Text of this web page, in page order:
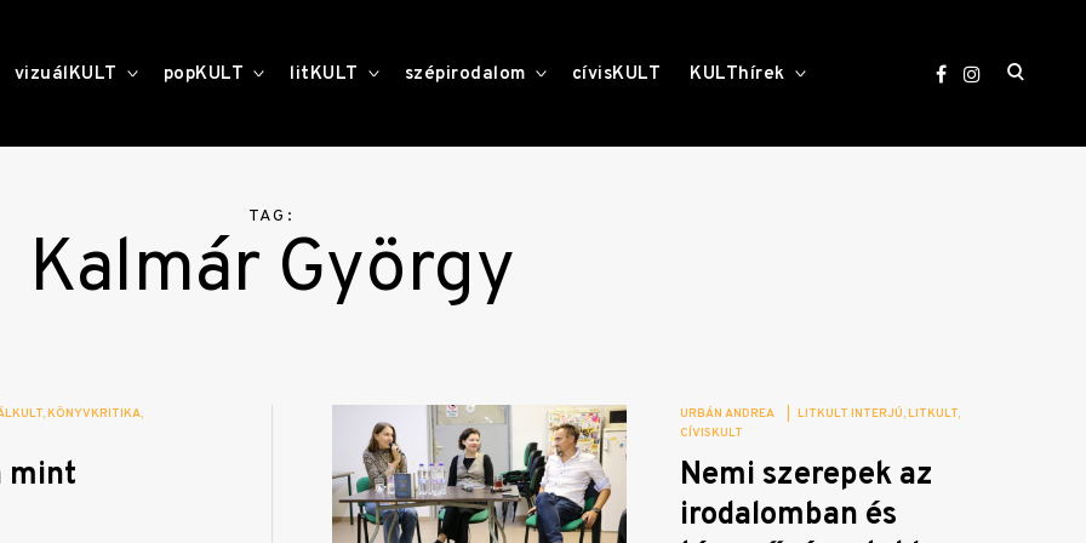
vizuálKULT toggle
child
popKULT toggle
child
litKULT toggle
child
szépirodalom toggle
childcívisKULT KULThírek
open
TAG:
Kalmár György
KÖNYVKRITIKA
mint
URBÁN ANDREA LITKULT INTERJÚ LITKULT
CÍVISKULT
Nemi szerepek az
irodalomban és